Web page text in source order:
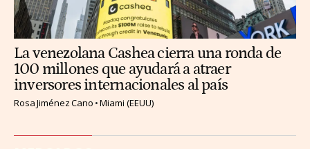
La venezolana Cashea cierra una ronda de
100 millones que ayudará a atraer
inversores internacionales al país
Rosa Jiménez Cano Miami (EEUU)